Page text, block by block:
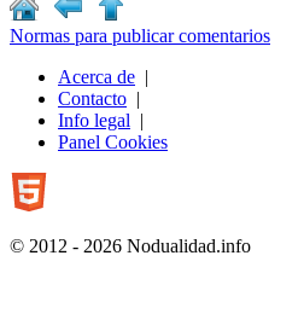
Normas para publicar comentarios
Acerca de |
Contacto |
Info legal |
Panel Cookies
© 2012 - 2026 Nodualidad.info